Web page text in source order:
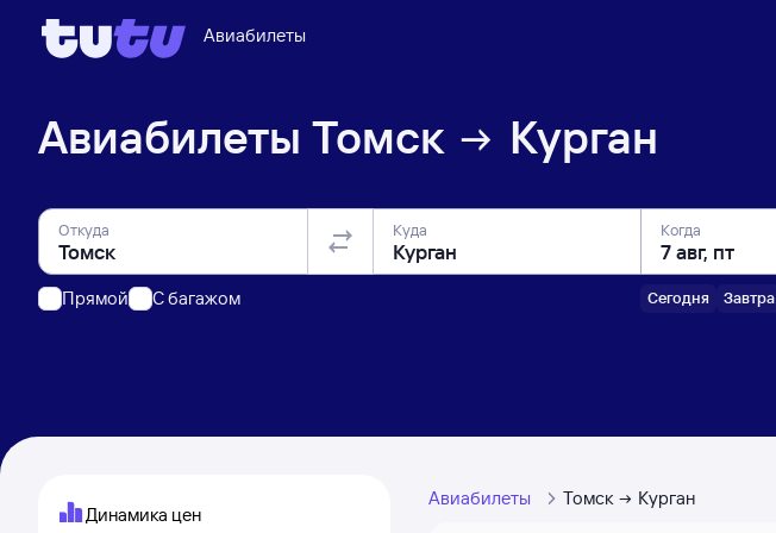
Авиабилеты
Авиабилеты Томск Курган
Откуда
Прямой C багажом
Куда Когда
Сегодня Завтра
Динамика цен
Авиабилеты Томск Курган